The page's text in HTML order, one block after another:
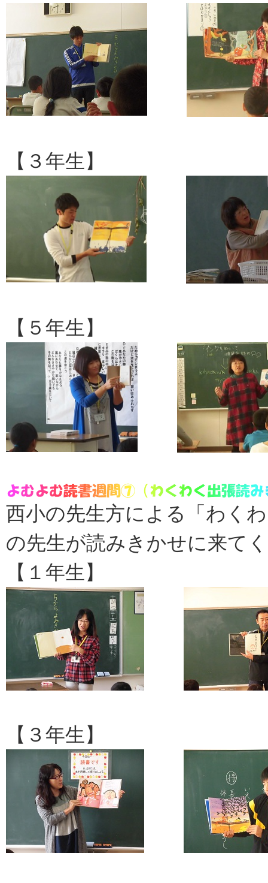
【３年生】
【５年生】
西小の先生方による「わく
の先生が読みきかせに来て
【１年生】
【３年生】